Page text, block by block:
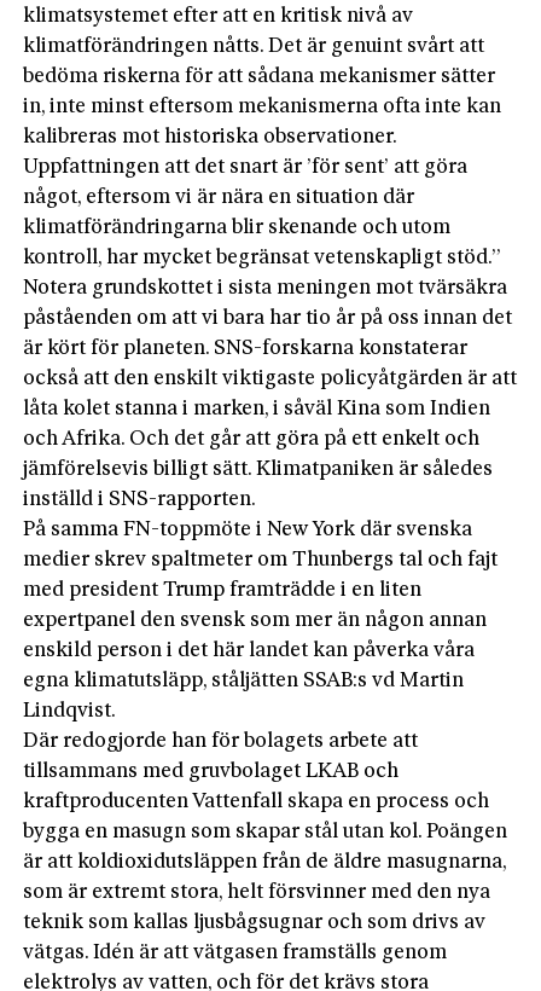
klimatsystemet efter att en kritisk nivå av
klimatförändringen nåtts. Det är genuint svårt att
bedöma riskerna för att sådana mekanismer sätter
in, inte minst eftersom mekanismerna ofta inte kan
kalibreras mot historiska observationer.
Uppfattningen att det snart är ’för sent’ att göra
något, eftersom vi är nära en situation där
klimatförändringarna blir skenande och utom
kontroll, har mycket begränsat vetenskapligt stöd.”
Notera grundskottet i sista meningen mot tvärsäkra
påståenden om att vi bara har tio år på oss innan det
är kört för planeten. SNS-forskarna konstaterar
också att den enskilt viktigaste policyåtgärden är att
låta kolet stanna i marken, i såväl Kina som Indien
och Afrika. Och det går att göra på ett enkelt och
jämförelsevis billigt sätt. Klimatpaniken är således
inställd i SNS-rapporten.
På samma FN-toppmöte i New York där svenska
medier skrev spaltmeter om Thunbergs tal och fajt
med president Trump framträdde i en liten
expertpanel den svensk som mer än någon annan
enskild person i det här landet kan påverka våra
egna klimatutsläpp, ståljätten SSAB:s vd Martin
Lindqvist.
Där redogjorde han för bolagets arbete att
tillsammans med gruvbolaget LKAB och
kraftproducenten Vattenfall skapa en process och
bygga en masugn som skapar stål utan kol. Poängen
är att koldioxidutsläppen från de äldre masugnarna,
som är extremt stora, helt försvinner med den nya
teknik som kallas ljusbågsugnar och som drivs av
vätgas. Idén är att vätgasen framställs genom
elektrolys av vatten, och för det krävs stora